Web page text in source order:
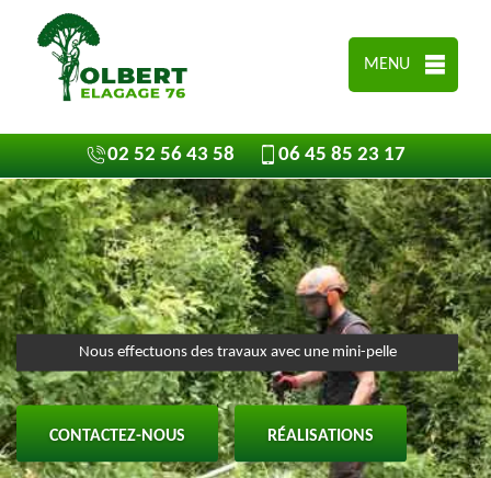
MENU
02 52 56 43 58 06 45 85 23 17
Nous effectuons des travaux avec une mini-pelle
CONTACTEZ-NOUS RÉALISATIONS